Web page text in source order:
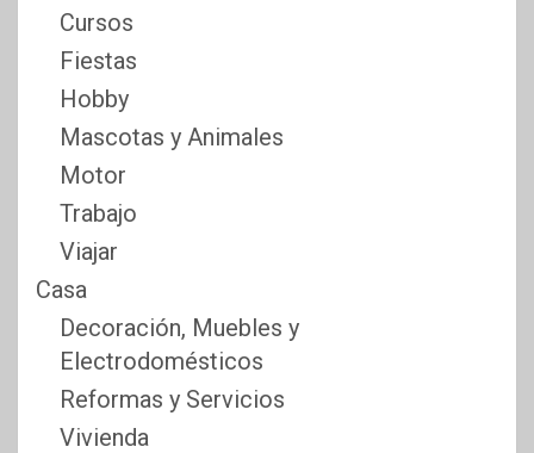
Cursos
Fiestas
Hobby
Mascotas y Animales
Motor
Trabajo
Viajar
Casa
Decoración, Muebles y
Electrodomésticos
Reformas y Servicios
Vivienda